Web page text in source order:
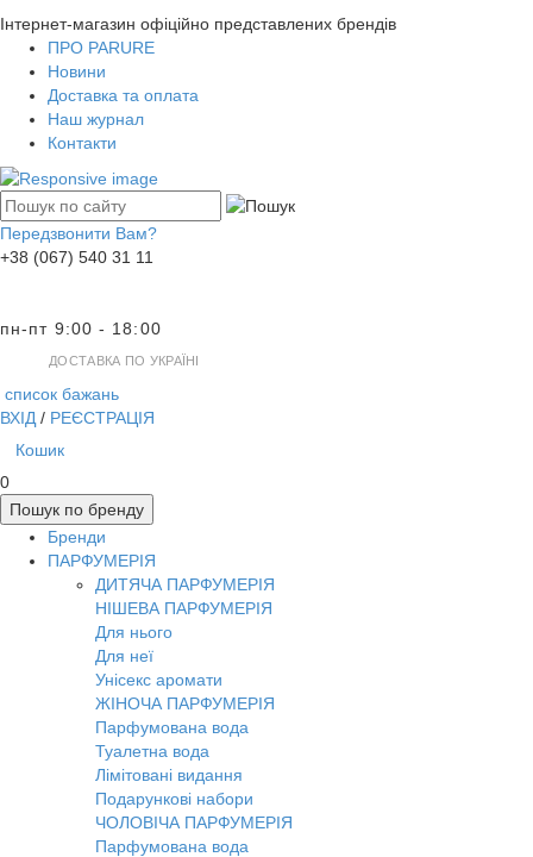
Інтернет-магазин офіційно представлених брендів
ПРО PARURE
Новини
Доставка та оплата
Наш журнал
Контакти
Передзвонити Вам?
+38 (067) 540 31 11
пн-пт 9:00 - 18:00
ДОСТАВКА ПО УКРАЇНІ
список бажань
ВХІД / РЕЄСТРАЦІЯ
Кошик
0
Пошук по бренду
Бренди
ПАРФУМЕРІЯ
ДИТЯЧА ПАРФУМЕРІЯ
НІШЕВА ПАРФУМЕРІЯ
Для нього
Для неї
Унісекс аромати
ЖІНОЧА ПАРФУМЕРІЯ
Парфумована вода
Туалетна вода
Лімітовані видання
Подарункові набори
ЧОЛОВІЧА ПАРФУМЕРІЯ
Парфумована вода